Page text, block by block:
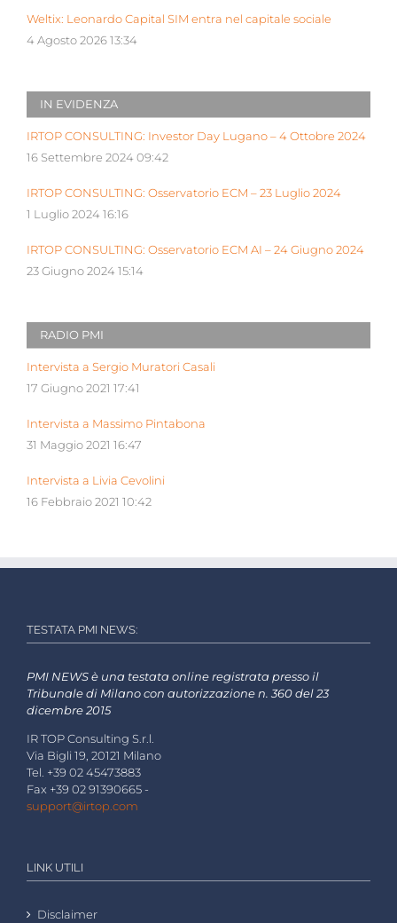
Weltix: Leonardo Capital SIM entra nel capitale sociale
4 Agosto 2026 13:34
IN EVIDENZA
IRTOP CONSULTING: Investor Day Lugano – 4 Ottobre 2024
16 Settembre 2024 09:42
IRTOP CONSULTING: Osservatorio ECM – 23 Luglio 2024
1 Luglio 2024 16:16
IRTOP CONSULTING: Osservatorio ECM AI – 24 Giugno 2024
23 Giugno 2024 15:14
RADIO PMI
Intervista a Sergio Muratori Casali
17 Giugno 2021 17:41
Intervista a Massimo Pintabona
31 Maggio 2021 16:47
Intervista a Livia Cevolini
16 Febbraio 2021 10:42
TESTATA PMI NEWS:
PMI NEWS è una testata online registrata presso il
Tribunale di Milano con autorizzazione n. 360 del 23
dicembre 2015
IR TOP Consulting S.r.l.
Via Bigli 19, 20121 Milano
Tel. +39 02 45473883
Fax +39 02 91390665 -
support@irtop.com
LINK UTILI
Disclaimer